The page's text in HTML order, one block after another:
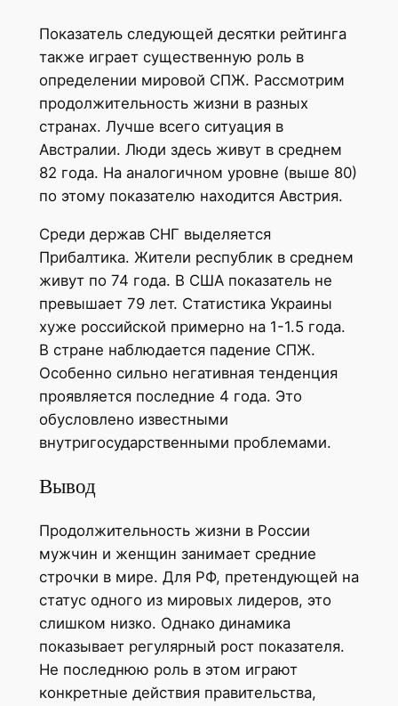
Показатель следующей десятки рейтинга
также играет существенную роль в
определении мировой СПЖ. Рассмотрим
продолжительность жизни в разных
странах. Лучше всего ситуация в
Австралии. Люди здесь живут в среднем
82 года. На аналогичном уровне (выше 80)
по этому показателю находится Австрия.
Среди держав СНГ выделяется
Прибалтика. Жители республик в среднем
живут по 74 года. В США показатель не
превышает 79 лет. Статистика Украины
хуже российской примерно на 1-1.5 года.
В стране наблюдается падение СПЖ.
Особенно сильно негативная тенденция
проявляется последние 4 года. Это
обусловлено известными
внутригосударственными проблемами.
Вывод
Продолжительность жизни в России
мужчин и женщин занимает средние
строчки в мире. Для РФ, претендующей на
статус одного из мировых лидеров, это
слишком низко. Однако динамика
показывает регулярный рост показателя.
Не последнюю роль в этом играют
конкретные действия правительства,